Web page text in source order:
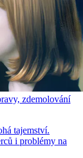
zdemolování
tajemství.
i problémy na